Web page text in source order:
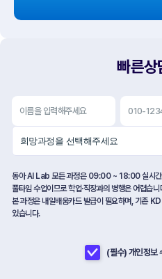
빠른상
희망과정을 선택해주세요
동아 AI Lab 모든 과정은 09:00 ~ 18:00 실시간
풀타임 수업이므로 학업·직장과의 병행은 어렵습니
본 과정은 내일배움카드 발급이 필요하며, 기존
있습니다.
(필수) 개인정보